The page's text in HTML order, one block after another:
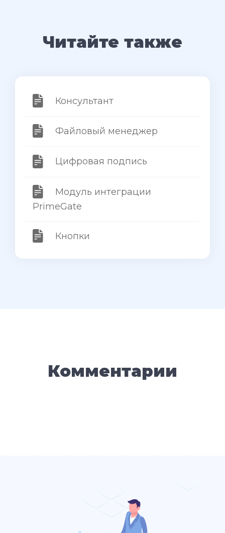
Читайте также
Консультант
Файловый менеджер
Цифровая подпись
Модуль интеграции
PrimeGate
Кнопки
Комментарии